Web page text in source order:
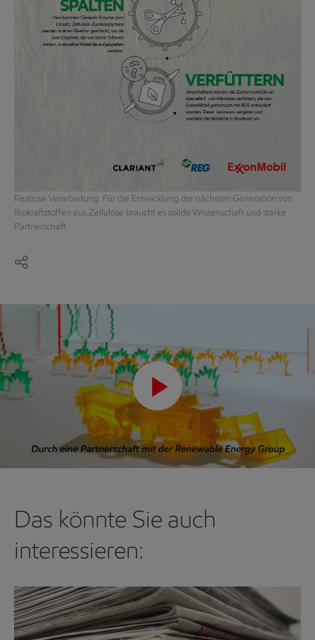
Restlose Verarbeitung: Für die Entwicklung der nächsten Generation von
Biokraftstoffen aus Zellulose braucht es solide Wissenschaft und starke
Partnerschaft.
Play
Video
Das könnte Sie auch
interessieren: